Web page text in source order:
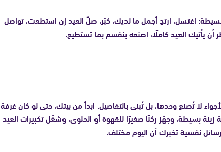
اغتسل، ارتدِ أجمل ما لديك، كبّر، صلِّ العيد إن استطعت، تواصل
يأتيك العيد كاملًا، اصنعه بنفسم بما تستطيع.
لا تُصنع وحدها، بل تُبنى بالتفاصيل. ابدأ من بيتك، حتى لو كان غرفة
بسيطة، وجهّز ركنًا صغيرًا للقهوة أو الحلوى، وشغّل تكبيرات العيد
نفسية تخبرك أن اليوم مختلف.